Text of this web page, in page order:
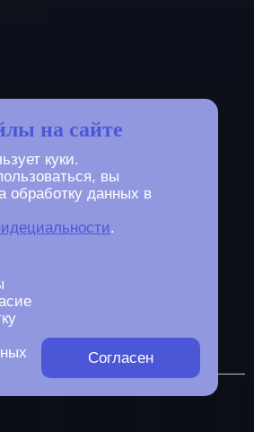
на сайте
куки.
вы
обработку данных в
.
Согласен